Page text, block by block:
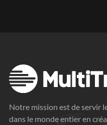
Notre mission est de servir
dans le monde entier en